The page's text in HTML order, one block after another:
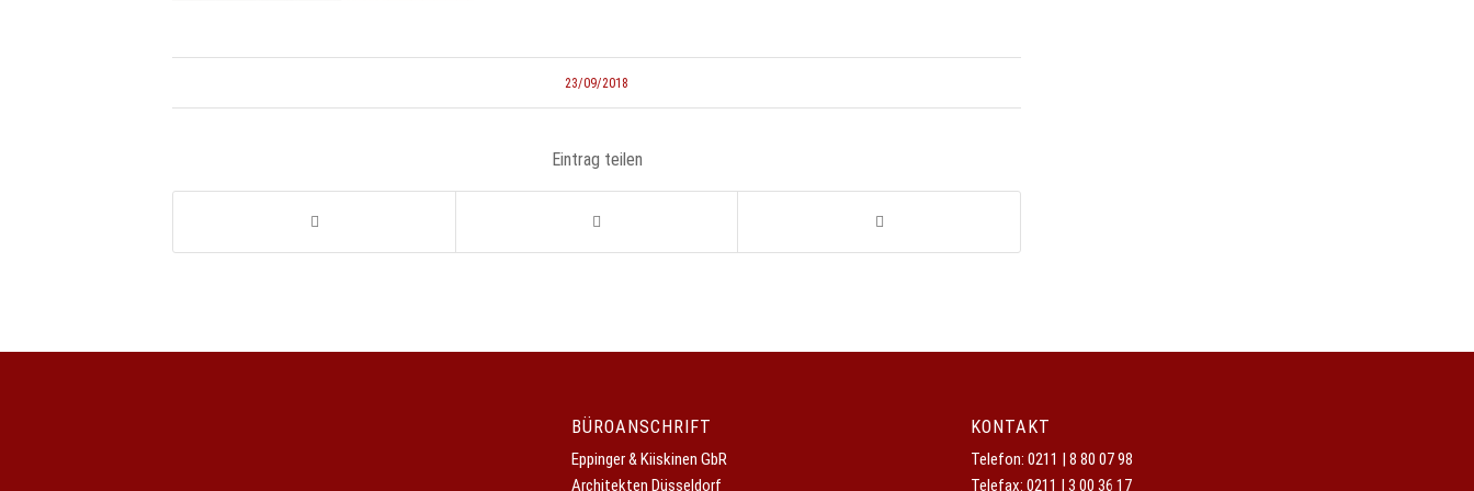
23/09/2018
Eintrag teilen
BÜROANSCHRIFT
Eppinger & Kiiskinen GbR
Architekten Düsseldorf
KONTAKT
Telefon: 0211 | 8 80 07 98
Telefax: 0211 | 3 00 36 17